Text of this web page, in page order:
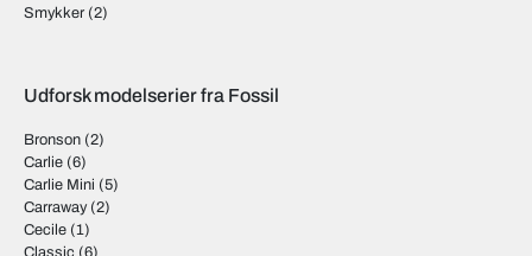
Smykker (2)
Udforsk modelserier fra Fossil
Bronson (2)
Carlie (6)
Carlie Mini (5)
Carraway(2)
Cecile (1)
Classic (6)